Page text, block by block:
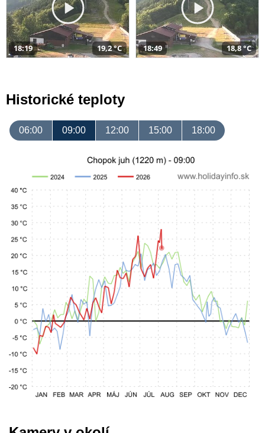
18:19 19,2 °C 18:49 18,8 °C
Historické teploty
06:00 09:00 12:00 15:00 18:00